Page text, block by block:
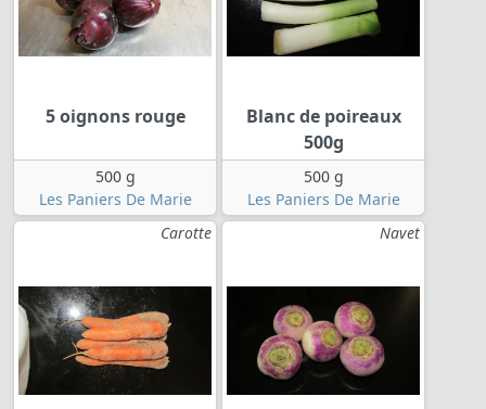
5 oignons rouge
500 g
Les Paniers De Marie
Blanc de poireaux
500g
500 g
Les Paniers De Marie
Carotte
Navet